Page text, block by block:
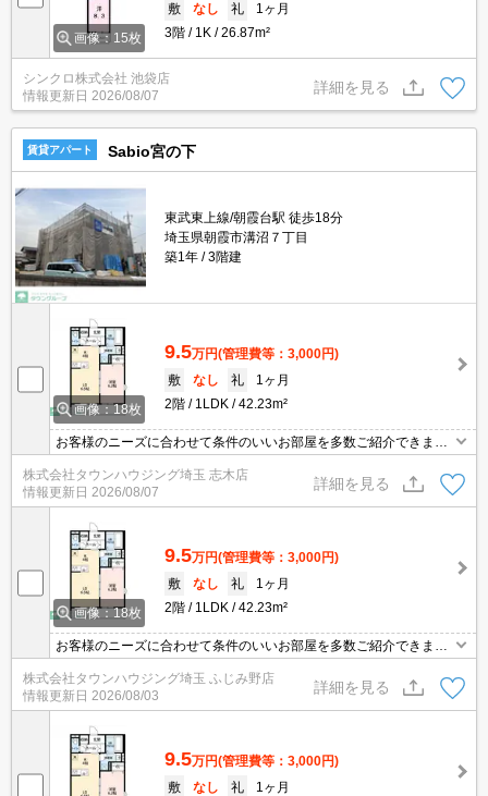
画像：15枚
敷
なし 礼
1ヶ月
3階
1K 26.87m²
シンクロ株式会社 池袋店
情報更新日 2026/08/07
詳細を見る
賃貸アパート Sabio宮の下
東武東上線/朝霞台駅 徒歩18分
埼玉県朝霞市溝沼７丁目
築1年
3階建
画像：18枚
9.5万円(管理費等：3,000円)
敷
なし 礼
1ヶ月
2階
1LDK 42.23m²
お客様のニーズに合わせて条件のいいお部屋を多数ご紹介できます♪
情報数No.1のタウンハウジングまで是非お問い合わせください！
株式会社タウンハウジング埼玉 志木店
情報更新日 2026/08/07
詳細を見る
画像：18枚
9.5万円(管理費等：3,000円)
敷
なし 礼
1ヶ月
2階
1LDK 42.23m²
お客様のニーズに合わせて条件のいいお部屋を多数ご紹介できます♪
情報数No.1のタウンハウジングまで是非お問い合わせください！
株式会社タウンハウジング埼玉 ふじみ野店
情報更新日 2026/08/03
詳細を見る
9.5万円(管理費等：3,000円)
敷
なし 礼 1ヶ月